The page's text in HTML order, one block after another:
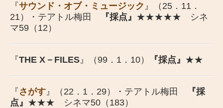
『サウンド・オブ・ミュージック 』（25．11．
21）・テアトル梅田
『採点』 ★★★★★ シネ
マ59（12）
『THE X－FILES 』（99．1．10） 『採点』 ★★
『 さがす 』（22．1．29）・テアトル梅田
『採
点』 ★★★ シネマ50（183）